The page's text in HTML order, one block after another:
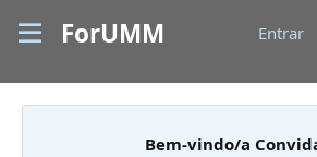
ForUMM Entrar
Bem-vindo/a